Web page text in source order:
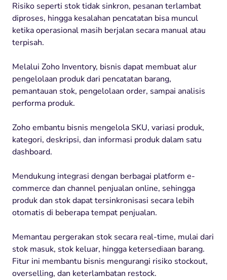
Risiko seperti stok tidak sinkron, pesanan terlambat
diproses, hingga kesalahan pencatatan bisa muncul
ketika operasional masih berjalan secara manual atau
terpisah.
Melalui Zoho Inventory, bisnis dapat membuat alur
pengelolaan produk dari pencatatan barang,
pemantauan stok, pengelolaan order, sampai analisis
performa produk.
Zoho embantu bisnis mengelola SKU, variasi produk,
kategori, deskripsi, dan informasi produk dalam satu
dashboard.
Mendukung integrasi dengan berbagai platform e-
commerce dan channel penjualan online, sehingga
produk dan stok dapat tersinkronisasi secara lebih
otomatis di beberapa tempat penjualan.
Memantau pergerakan stok secara real-time, mulai dari
stok masuk, stok keluar, hingga ketersediaan barang.
Fitur ini membantu bisnis mengurangi risiko stockout,
overselling, dan keterlambatan restock.